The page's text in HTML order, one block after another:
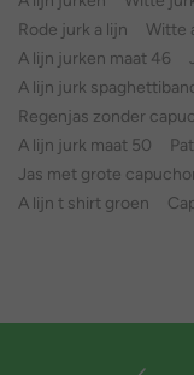
Rode jurk a lijn
Witte
A lijn jurken maat 46
A lijn jurk
Regenjas zonder
A lijn jurk maat 50
Jas met grote
A lijn t shirt groen